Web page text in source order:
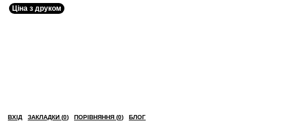
ВХІД ЗАКЛАДКИ (0) ПОРІВНЯННЯ (0) БЛОГ
Ціна з друком